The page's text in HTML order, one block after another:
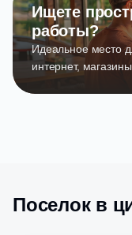
Ищете
работы?
Идеальное место
интернет,
Поселок в